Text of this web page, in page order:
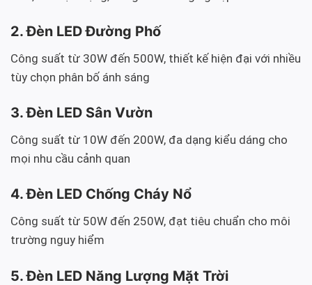
2. Đèn LED Đường Phố
Công suất từ 30W đến 500W, thiết kế hiện đại với nhiều
tùy chọn phân bố ánh sáng
3. Đèn LED Sân Vườn
Công suất từ 10W đến 200W, đa dạng kiểu dáng cho
mọi nhu cầu cảnh quan
4. Đèn LED Chống Cháy Nổ
Công suất từ 50W đến 250W, đạt tiêu chuẩn cho môi
trường nguy hiểm
5. Đèn LED Năng Lượng Mặt Trời